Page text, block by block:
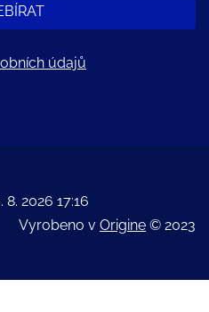
údajů
2026 17:16
Vyrobeno v Origine © 2023